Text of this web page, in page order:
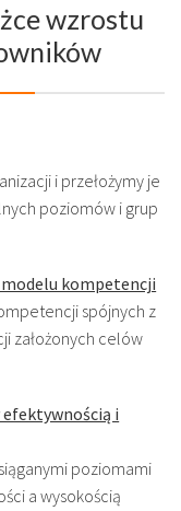
wzrostu
i przełożymy je
poziomów i grup
kompetencji
spójnych z
założonych celów
i
poziomami
a wysokością